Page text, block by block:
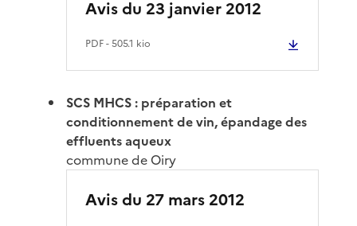
Avis du 23 janvier 2012
PDF- 505.1 kio
SCS MHCS : préparation et
conditionnement de vin, épandage des
effluents aqueux
commune de Oiry
Avis du 27 mars 2012